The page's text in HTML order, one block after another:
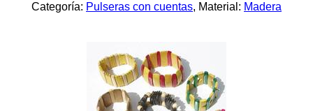
Categoría: Pulseras con cuentas, Material: Madera